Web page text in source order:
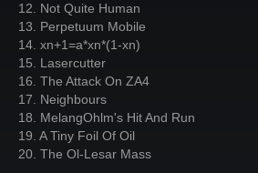
12. Not Quite Human
13. Perpetuum Mobile
14. xn+1=a*xn*(1-xn)
15. Lasercutter
16. The Attack On ZA4
17. Neighbours
18. MelangOhlm's Hit And Run
19. A Tiny Foil Of Oil
20. The Ol-Lesar Mass